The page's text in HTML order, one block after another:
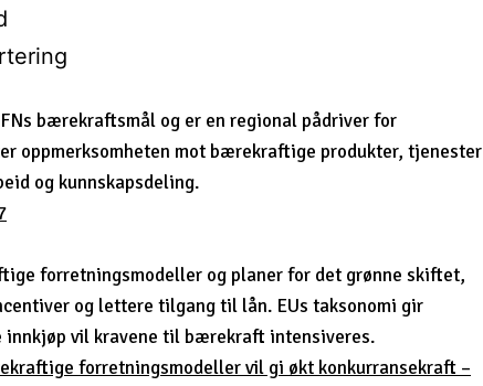
bærekraftsmål og er en regional pådriver for
oppmerksomheten mot bærekraftige produkter, tjenester
og kunnskapsdeling.
forretningsmodeller og planer for det grønne skiftet,
og lettere tilgang til lån. EUs taksonomi gir
vil kravene til bærekraft intensiveres.
forretningsmodeller vil gi økt konkurransekraft –